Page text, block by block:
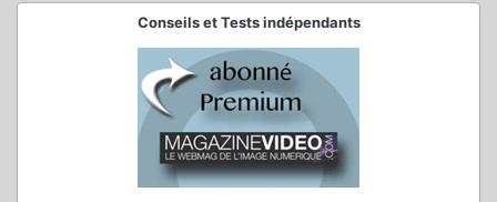
Conseils et Tests indépendants